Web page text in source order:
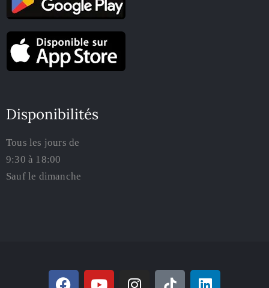
Disponibilités
Tous les jours de
9:30 à 18:00
Sauf le dimanche